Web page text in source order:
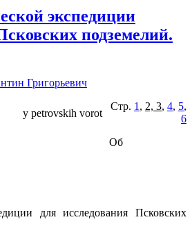
экспедиции
подземелий.
Григорьевич
Стр. 1 , 2, 3, 4, 5,
6
Об
для исследования Псковских